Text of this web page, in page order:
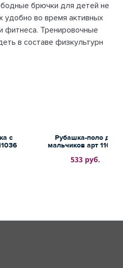
брючки для детей не
удобно во время активных
фитнеса. Тренировочные
в составе физкультурн
с
Рубашка-поло для
мальчиков арт 11091-
533 руб.